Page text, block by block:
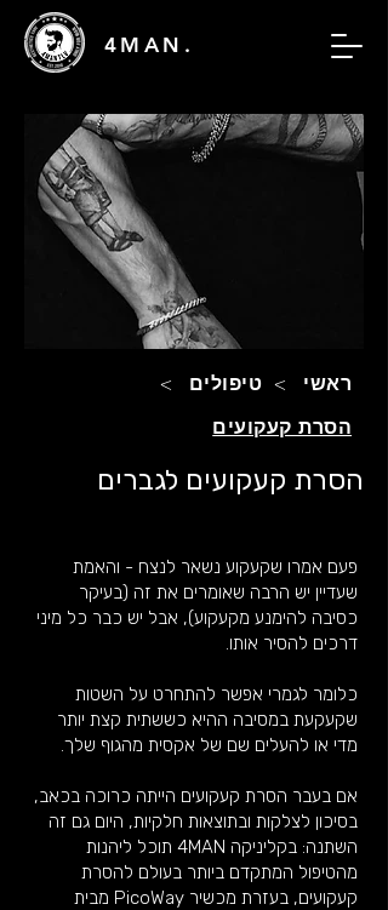
4MAN.
ראשי > טיפולים
>
הסרת קעקועים
הסרת קעקועים לגברים
פעם אמרו שקעקוע נשאר לנצח - והאמת
שעדיין יש הרבה שאומרים את זה (בעיקר
כסיבה להימנע מקעקוע), אבל יש כבר כל מיני
דרכים להסיר אותו.
כלומר לגמרי אפשר להתחרט על השטות
שקעקעת במסיבה ההיא כששתית קצת יותר
מדי או להעלים שם של אקסית מהגוף שלך.
אם בעבר הסרת קעקועים הייתה כרוכה בכאב,
בסיכון לצלקות ובתוצאות חלקיות, היום גם זה
השתנה: בקליניקה 4MAN תוכל ליהנות
מהטיפול המתקדם ביותר בעולם להסרת
קעקועים, בעזרת מכשיר PicoWay מבית